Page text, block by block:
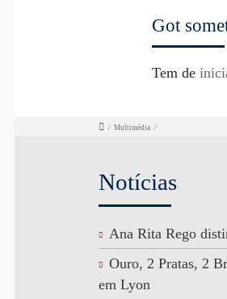
Got
Tem de
/ Multimédia /
Notícias
Ana Rita Rego
Ouro, 2 Pratas, 2
em Lyon